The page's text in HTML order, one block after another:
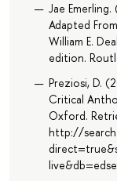
Jae
Adapted
William E.
edition.
Preziosi, D.
Critical
Oxford.
http://